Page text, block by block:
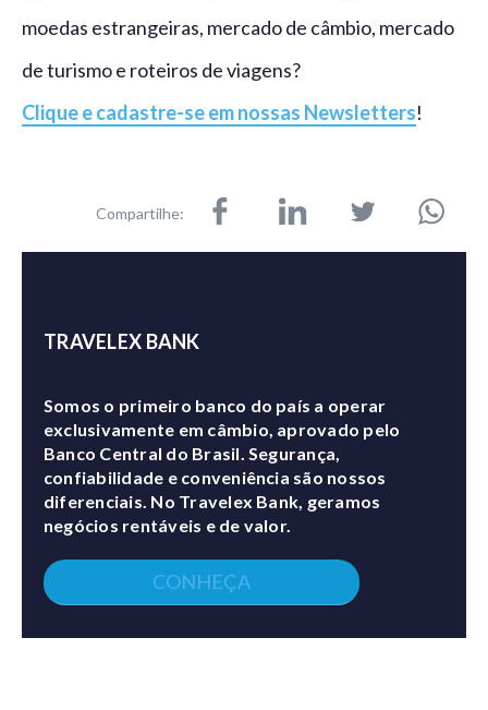
moedas estrangeiras, mercado de câmbio, mercado
de turismo e roteiros de viagens?
Clique e cadastre-se em nossas Newsletters!
Compartilhe:
TRAVELEX BANK
Somos o primeiro banco do país a operar
exclusivamente em câmbio, aprovado pelo
Banco Central do Brasil. Segurança,
confiabilidade e conveniência são nossos
diferenciais. No Travelex Bank, geramos
negócios rentáveis e de valor.
CONHEÇA